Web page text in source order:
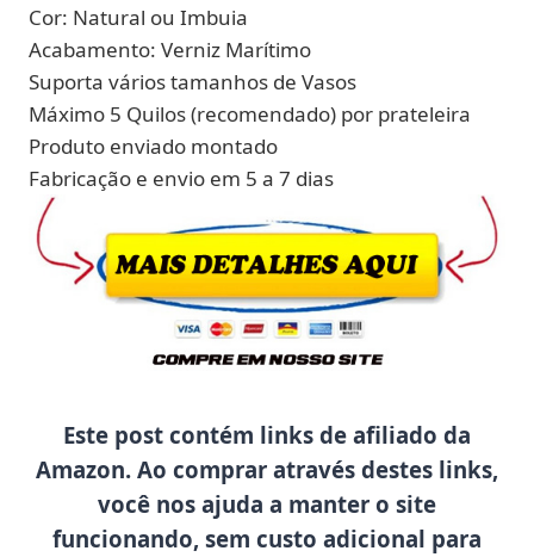
Cor: Natural ou Imbuia
Acabamento: Verniz Marítimo
Suporta vários tamanhos de Vasos
Máximo 5 Quilos (recomendado) por prateleira
Produto enviado montado
Fabricação e envio em 5 a 7 dias
Este post contém links de afiliado da
Amazon. Ao comprar através destes links,
você nos ajuda a manter o site
funcionando, sem custo adicional para